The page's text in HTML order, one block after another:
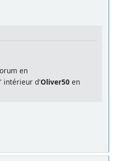
en
intérieur d'Oliver50 en